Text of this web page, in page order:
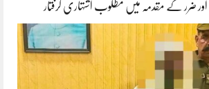
اور ضرر کے مقدمہ میں مطلوب اشتہاری گرفتار